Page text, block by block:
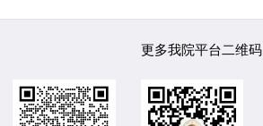
更多我院平台二维码